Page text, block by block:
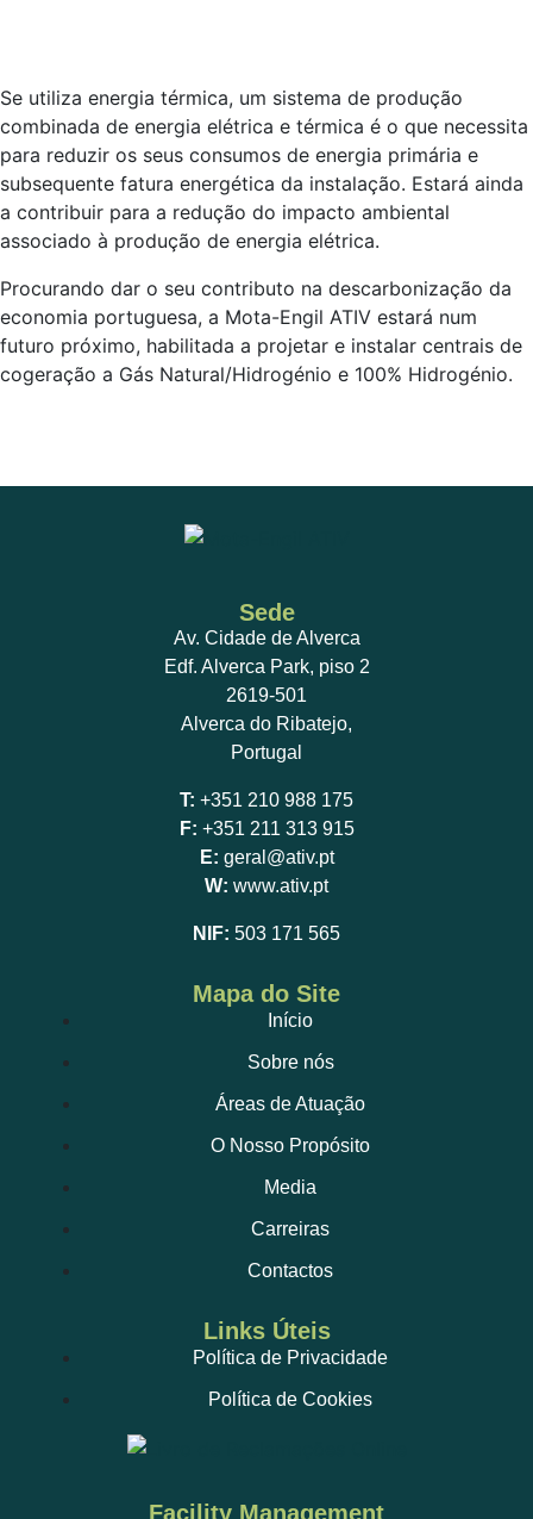
Se utiliza energia térmica, um sistema de produção
combinada de energia elétrica e térmica é o que necessita
para reduzir os seus consumos de energia primária e
subsequente fatura energética da instalação. Estará ainda
a contribuir para a redução do impacto ambiental
associado à produção de energia elétrica.
Procurando dar o seu contributo na descarbonização da
economia portuguesa, a Mota-Engil ATIV estará num
futuro próximo, habilitada a projetar e instalar centrais de
cogeração a Gás Natural/Hidrogénio e 100% Hidrogénio.
Sede
Av. Cidade de Alverca
Edf. Alverca Park, piso 2
2619-501
Alverca do Ribatejo,
Portugal
T: +351 210 988 175
F: +351 211 313 915
E: geral@ativ.pt
W: www.ativ.pt
NIF: 503 171 565
Mapa do Site
Início
Sobre nós
Áreas de Atuação
O Nosso Propósito
Media
Carreiras
Contactos
Links Úteis
Política de Privacidade
Política de Cookies
Facility Management